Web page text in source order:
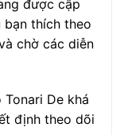
được cập
bạn thích theo
chờ các diễn
Tonari De khá
định theo dõi